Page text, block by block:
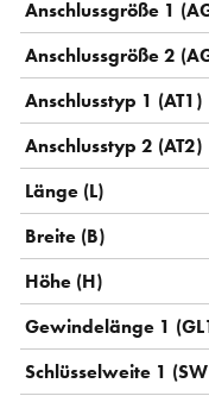
Anschlussgröße 1
Anschlussgröße 2
Anschlusstyp 1 (AT1)
Anschlusstyp 2 (AT2)
Länge (L)
Breite (B)
Höhe (H)
Gewindelänge 1
Schlüsselweite 1